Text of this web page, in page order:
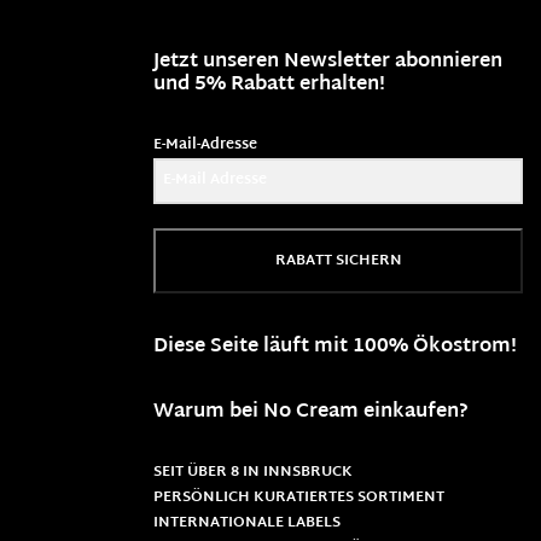
Jetzt unseren Newsletter abonnieren
und 5% Rabatt erhalten!
E-Mail-Adresse
RABATT SICHERN
Diese Seite läuft mit 100% Ökostrom!
Warum bei No Cream einkaufen?
SEIT ÜBER 8 IN INNSBRUCK
PERSÖNLICH KURATIERTES SORTIMENT
INTERNATIONALE LABELS